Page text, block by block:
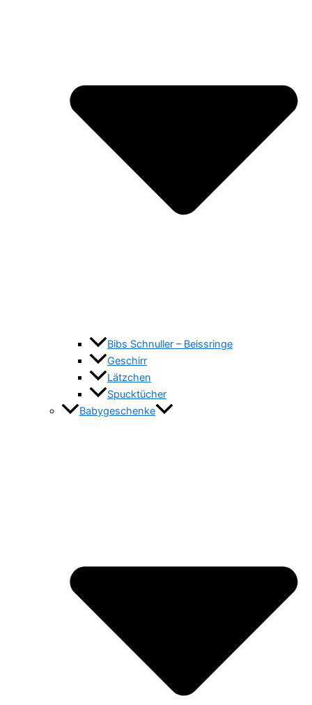
Bibs Schnuller – Beissringe
Geschirr
Lätzchen
Spucktücher
Babygeschenke